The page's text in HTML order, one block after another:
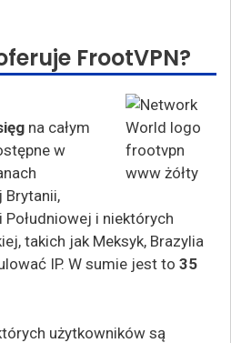
FrootVPN?
na całym
w
Brytanii,
Południowej i niektórych
takich jak Meksyk, Brazylia
IP. W sumie jest to 35
użytkowników są